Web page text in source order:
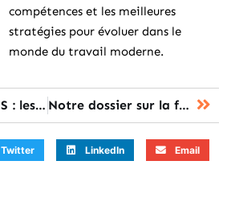
compétences et les meilleures
stratégies pour évoluer dans le
monde du travail moderne.
Supression CAPES : les dernières actualités Notre dossier sur la formation en STAPS
Twitter LinkedIn Email